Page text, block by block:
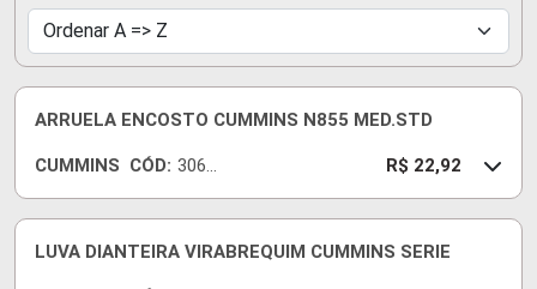
ARRUELA ENCOSTO CUMMINS N855 MED.STD
CUMMINS CÓD: 3067
R$ 22,92
LUVA DIANTEIRA VIRABREQUIM CUMMINS SERIE